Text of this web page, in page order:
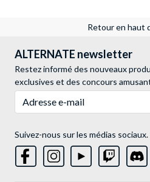
Retour en haut
ALTERNATE newsletter
Restez informé des nouveaux
exclusives et des concours
Suivez-nous sur les médias sociaux.